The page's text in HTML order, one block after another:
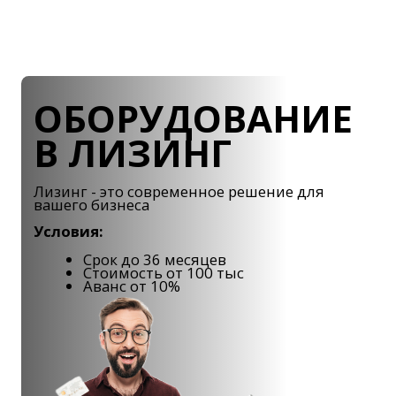
отличаются современным дизайном, надежной
привлекательность продуктов.
Универсальная модель, подходящая для хранения
различных продуктов. Обеспечивает надежное
своим стильным дизайном.
Специализированная витрина для сладостей и
десертов. Поддерживает оптимальную температуру
для тортов, пирожных и других кондитерских изделий,
сохраняя их свежесть и презентабельный вид.
Основные виды холодильных
витрин CRYSPI
Холодильная витрина
Кондитерская витрина
Универсальная витрина